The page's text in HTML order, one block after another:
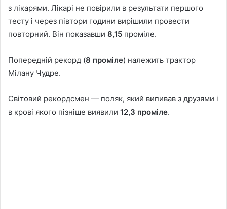
з лікарями. Лікарі не повірили в результати першого
тесту і через півтори години вирішили провести
повторний. Він показавши 8,15 проміле.
Попередній рекорд (8 проміле) належить трактор
Мілану Чудре.
Світовий рекордсмен — поляк, який випивав з друзями і
в крові якого пізніше виявили 12,3 проміле.